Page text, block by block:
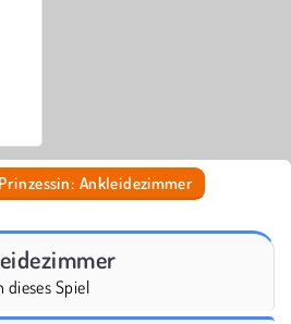
Prinzessin: Ankleidezimmer
dieses Spiel